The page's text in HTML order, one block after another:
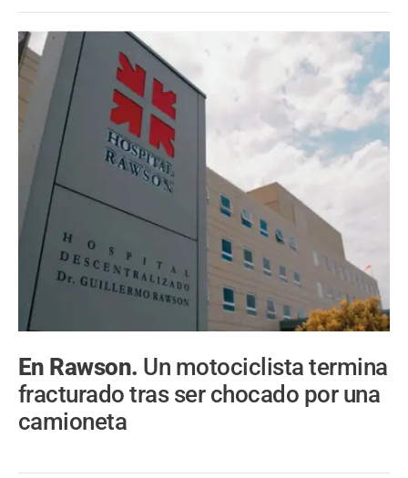
En Rawson. Un motociclista termina
fracturado tras ser chocado por una
camioneta